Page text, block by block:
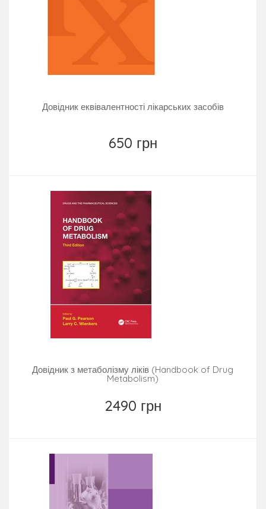
Довідник еквівалентності лікарських засобів
650 грн
Довідник з метаболізму ліків (Handbook of Drug
Metabolism)
2490 грн